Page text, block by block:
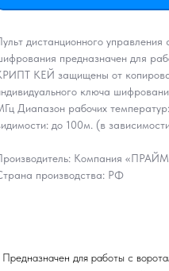
дистанционного
предназначен для
КЕЙ защищены от
ключа
Диапазон рабочих
до 100м. (в
Компания
производства: РФ
для работы с